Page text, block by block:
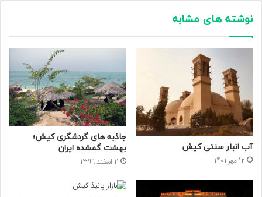
نوشته های مشابه
آب انبار سنتی کیش
12 مهر 1401
جاذبه های گردشگری کیش؛
بهشت گمشده ایران
11 اسفند 1399